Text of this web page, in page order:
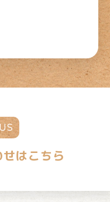
はこちら